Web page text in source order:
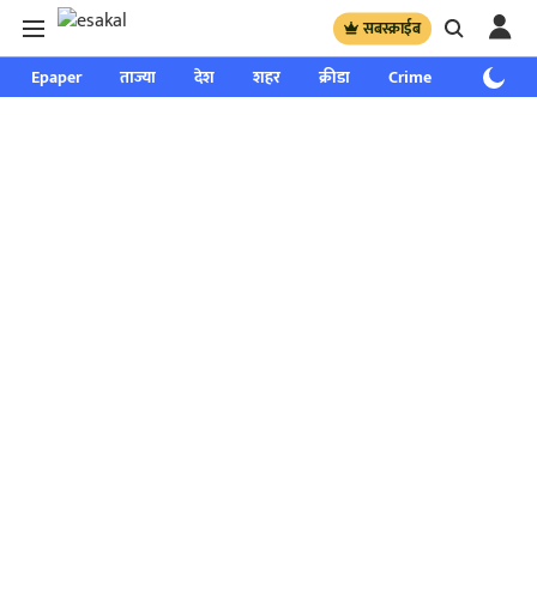
सबस्क्राईब
Epaper ताज्या देश शहर क्रीडा Crime साप्ताहिक